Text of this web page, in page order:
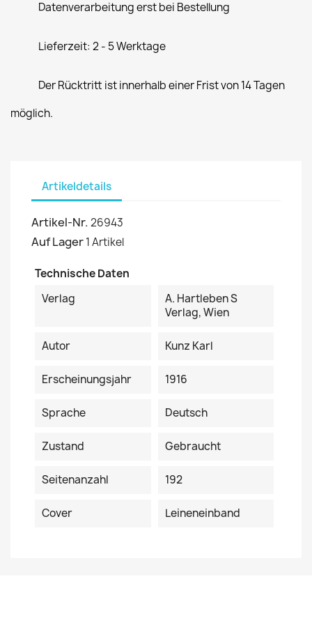
Datenverarbeitung erst bei Bestellung
Lieferzeit: 2 - 5 Werktage
Der Rücktritt ist innerhalb einer Frist von 14 Tagen
möglich.
Artikeldetails
Artikel-Nr. 26943
Auf Lager1 Artikel
Technische Daten
Verlag
A. Hartleben S
Verlag, Wien
Autor Kunz Karl
Erscheinungsjahr 1916
Sprache Deutsch
Zustand Gebraucht
Seitenanzahl 192
Cover Leineneinband